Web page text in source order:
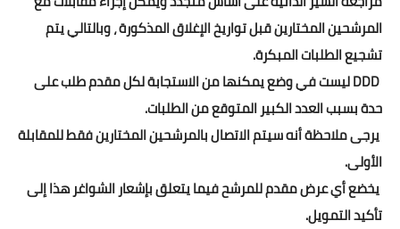
المرشحين المختارين قبل تواريخ الإغلاق المذكورة ، وبالتالي يتم
تشجيع الطلبات المبكرة.
DDD ليست في وضع يمكنها من الاستجابة لكل مقدم طلب على
حدة بسبب العدد الكبير المتوقع من الطلبات.
يرجى ملاحظة أنه سيتم الاتصال بالمرشحين المختارين فقط للمقابلة
الأولى.
يخضع أي عرض مقدم للمرشح فيما يتعلق بإشعار الشواغر هذا إلى
تأكيد التمويل.